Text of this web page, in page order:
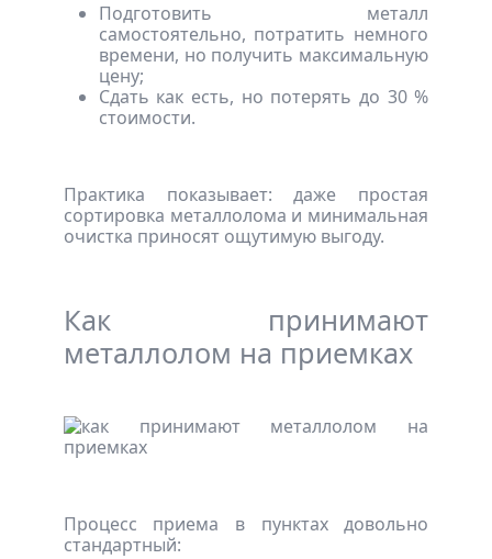
Подготовить металл
самостоятельно, потратить немного
времени, но получить максимальную
цену;
Сдать как есть, но потерять до 30 %
стоимости.
Практика показывает: даже простая
сортировка металлолома и минимальная
очистка приносят ощутимую выгоду.
Как принимают
металлолом на приемках
Процесс приема в пунктах довольно
стандартный: